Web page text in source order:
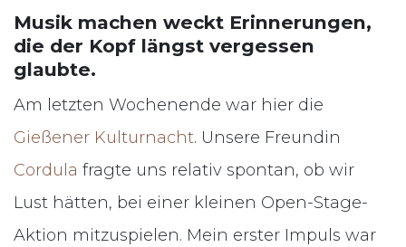
Musik machen weckt Erinnerungen,
die der Kopf längst vergessen
glaubte.
Am letzten Wochenende war hier die
Gießener Kulturnacht. Unsere Freundin
Cordula fragte uns relativ spontan, ob wir
Lust hätten, bei einer kleinen Open-Stage-
Aktion mitzuspielen. Mein erster Impuls war